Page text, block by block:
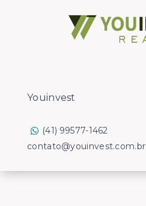
Youinvest
(41) 99577-1462
contato@youinvest.com.br